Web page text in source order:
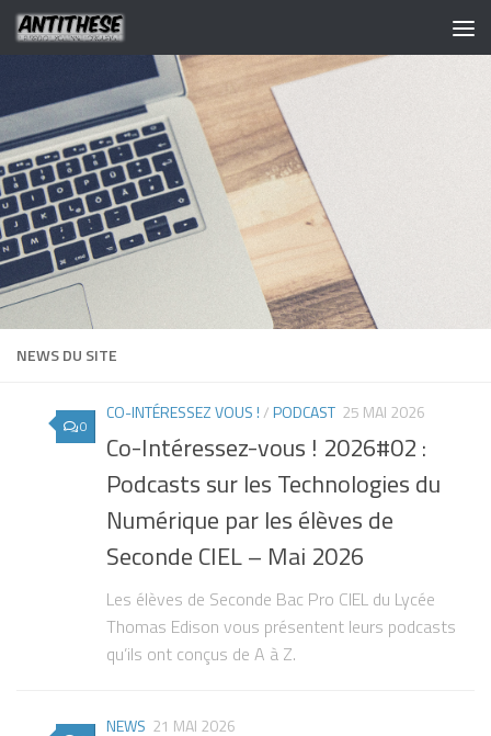
NEWS DU SITE
0
CO-INTÉRESSEZ VOUS !/PODCAST 25 MAI 2026
Co-Intéressez-vous ! 2026#02 :
Podcasts sur les Technologies du
Numérique par les élèves de
Seconde CIEL – Mai 2026
Les élèves de Seconde Bac Pro CIEL du Lycée
Thomas Edison vous présentent leurs podcasts
qu’ils ont conçus de A à Z.
NEWS 21 MAI 2026